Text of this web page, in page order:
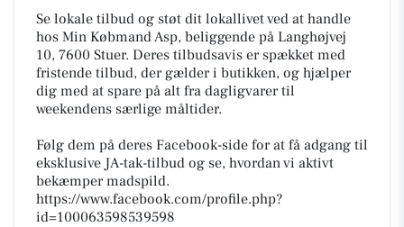
Se lokale tilbud og støt dit lokallivet ved at handle
hos Min Købmand Asp, beliggende på Langhøjvej
10, 7600 Stuer. Deres tilbudsavis er spækket med
fristende tilbud, der gælder i butikken, og hjælper
dig med at spare på alt fra dagligvarer til
weekendens særlige måltider.
Følg dem på deres Facebook-side for at få adgang til
eksklusive JA-tak-tilbud og se, hvordan vi aktivt
bekæmper madspild.
https://www.facebook.com/profile.php?
id=100063598539598